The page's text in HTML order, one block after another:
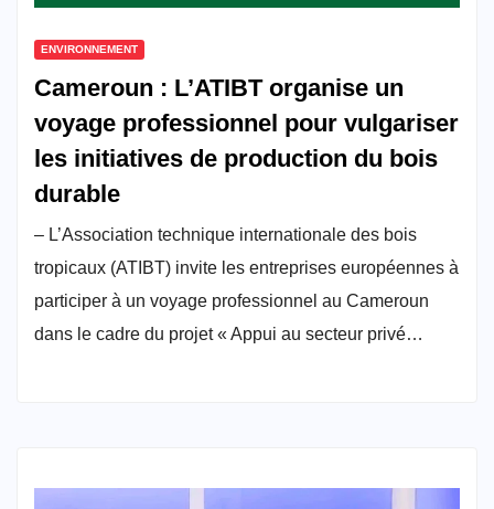
ENVIRONNEMENT
Cameroun : L’ATIBT organise un
voyage professionnel pour vulgariser
les initiatives de production du bois
durable
– L’Association technique internationale des bois
tropicaux (ATIBT) invite les entreprises européennes à
participer à un voyage professionnel au Cameroun
dans le cadre du projet « Appui au secteur privé…